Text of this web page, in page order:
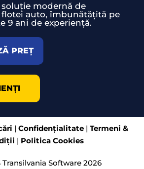
soluție modernă de
auto, îmbunătățită pe
9 ani de experiență.
PREȚ
| Confidențialitate| Termeni &
| Politica Cookies
Transilvania Software 2026